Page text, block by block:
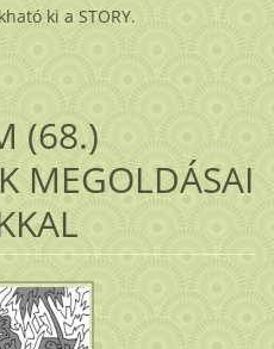
ki a STORY.
(68.)
MEGOLDÁSAI